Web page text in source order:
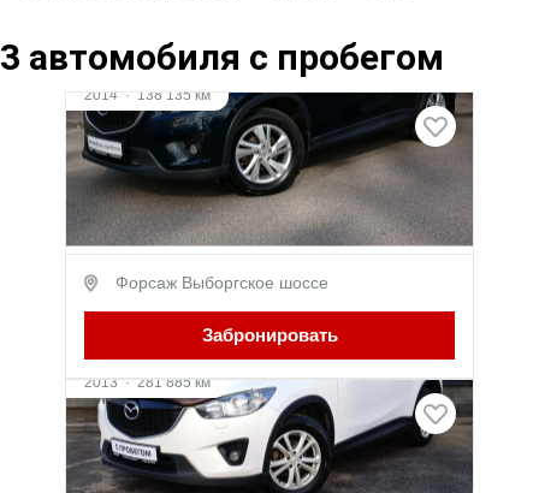
3 автомобиля с пробегом
2014·138 135 км
Mazda CX-5
2.5 л (192 л.с.), АКПП, бензин, Полный
привод
1 709 000 ₽
Форсаж Выборгское шоссе
Забронировать
2013·281 885 км
Mazda CX-5
2.5 л (192 л.с.), АКПП, бензин, Полный
привод